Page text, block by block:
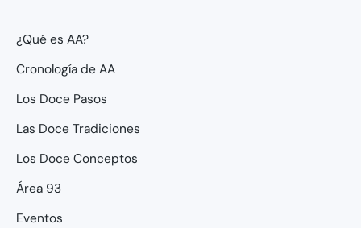
¿Qué es AA?
Cronología de AA
Los Doce Pasos
Las Doce Tradiciones
Los Doce Conceptos
Área 93
Eventos